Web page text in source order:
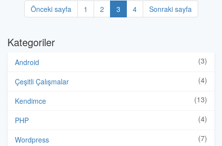
Önceki sayfa 1 2 3 4 Sonraki sayfa
Kategoriler
Android (3)
Çeşitli Çalışmalar (4)
Kendimce (13)
PHP (4)
Wordpress (7)